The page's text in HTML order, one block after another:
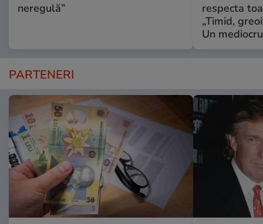
neregulă”
respecta
„Timid,
Un
PARTENERI